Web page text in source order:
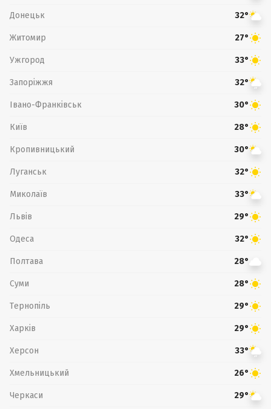
Донецьк 32°
Житомир 27°
Ужгород 33°
Запоріжжя 32°
Івано-Франківськ 30°
Київ 28°
Кропивницький 30°
Луганськ 32°
Миколаїв 33°
Львів 29°
Одеса 32°
Полтава 28°
Суми 28°
Тернопіль 29°
Харків 29°
Херсон 33°
Хмельницький 26°
Черкаси 29°